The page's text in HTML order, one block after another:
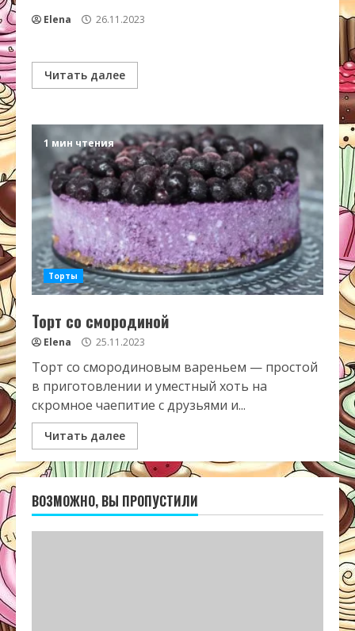
Elena 26.11.2023
Читать далее
1 мин чтения
Торты
Торт со смородиной
Elena 25.11.2023
Торт со смородиновым вареньем — простой
в приготовлении и уместный хоть на
скромное чаепитие с друзьями и...
Читать далее
ВОЗМОЖНО, ВЫ ПРОПУСТИЛИ